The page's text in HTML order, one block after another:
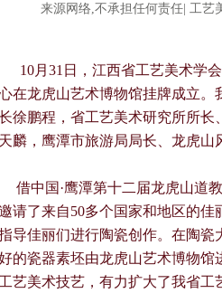
来源网络,不承担任何责任| 工艺
10月31日，江西省工艺美术学会
在龙虎山艺术博物馆挂牌成立
徐鹏程，省工艺美术研究所所
天麟，鹰潭市旅游局局长、龙虎山
借中国·鹰潭第十二届龙虎山道
请了来自50多个国家和地区的
导佳丽们进行陶瓷创作。在陶
的瓷器素坯由龙虎山艺术博物
工艺美术技艺，有力扩大了我省工